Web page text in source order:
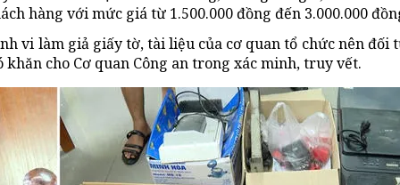
hàng với mức giá từ 1.500.000 đồng đến 3.000.000
vi làm giả giấy tờ, tài liệu của cơ quan tổ chứcnên đối
cho Cơ quan Công an trong xác minh, truy vết.